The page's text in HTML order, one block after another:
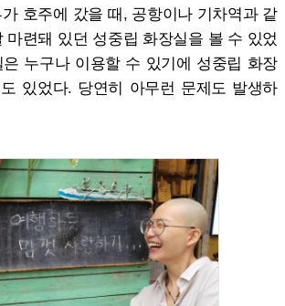
호주에 갔을 때, 공항이나 기차역과 같
마련돼 있던 성중립 화장실을 볼 수 있었
누구나 이용할 수 있기에 성중립 화장
있었다. 당연히 아무런 문제도 발생하